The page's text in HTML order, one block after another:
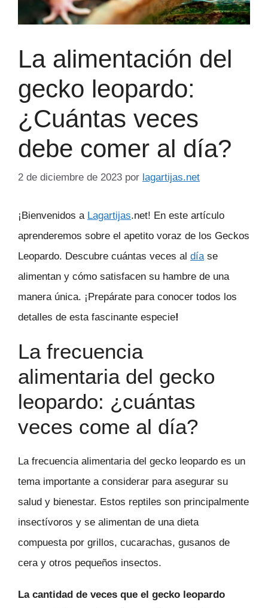
La alimentación del
gecko leopardo:
¿Cuántas veces
debe comer al día?
2 de diciembre de 2023 por lagartijas.net
¡Bienvenidos a Lagartijas.net! En este artículo
aprenderemos sobre el apetito voraz de los Geckos
Leopardo. Descubre cuántas veces al díase
alimentan y cómo satisfacen su hambre de una
manera única. ¡Prepárate para conocer todos los
detalles de esta fascinante especie!
La frecuencia
alimentaria del gecko
leopardo: ¿cuántas
veces come al día?
La frecuencia alimentaria del gecko leopardo es un
tema importante a considerar para asegurar su
salud y bienestar. Estos reptiles son principalmente
insectívoros y se alimentan de una dieta
compuesta por grillos, cucarachas, gusanos de
cera y otros pequeños insectos.
La cantidad de veces que el gecko leopardo